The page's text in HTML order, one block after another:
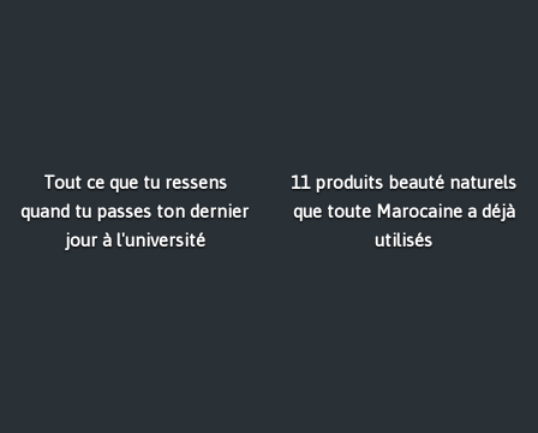
Tout ce que tu ressens
quand tu passes ton dernier
jour à l'université
11 produits beauté naturels
que toute Marocaine a déjà
utilisés